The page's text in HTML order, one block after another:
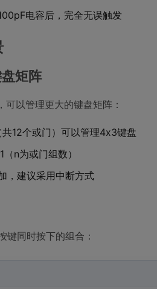
电容后，完全无误触发
矩阵
以管理更大的键盘矩阵：
12个或门）可以管理4x3键盘
n为或门组数）
，建议采用中断方式
键同时按下的组合：